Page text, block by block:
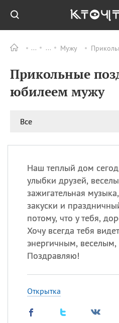
Мужу
Прикольные
юбилеем мужу
Все
Наш теплый дом
улыбки друзей,
зажигательная
закуски и
потому, что у тебя,
Хочу всегда тебя
энергичным, веселым,
Поздравляю!
Открытка